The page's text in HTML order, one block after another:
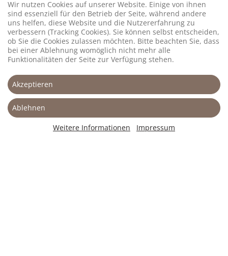
gemeinsam mit den Grünen und zahlreichen
Umweltverbänden gegen das ökologisch
widersinnige Vorhaben protestiert, erinnert
Wolff: „Leider werden die multinationalen
Konzerne, die sich vom Mercosur-Abkommen
maximale Profite erhoffen, inzwischen von einer
riesengroßen schwarz-gelb-rot-grünen Koalition
unterstützt, landwirtschaftliche Belange spielen
keine Rolle mehr.“ Wolff appelliert an die Politiker
aller Parteien, diesen Irrweg zu beenden und
statt hermmungsloser Globalisierung auf
ökonomische Resilienz und ökologische
Wir nutzen Cookies auf unserer Website. Einige von ihnen
sind essenziell für den Betrieb der Seite, während andere
uns helfen, diese Website und die Nutzererfahrung zu
verbessern (Tracking Cookies). Sie können selbst entscheiden,
ob Sie die Cookies zulassen möchten. Bitte beachten Sie, dass
bei einer Ablehnung womöglich nicht mehr alle
Funktionalitäten der Seite zur Verfügung stehen.
Akzeptieren
Ablehnen
Weitere Informationen Impressum